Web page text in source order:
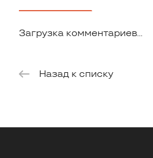
Загрузка комментариев...
Назад к списку